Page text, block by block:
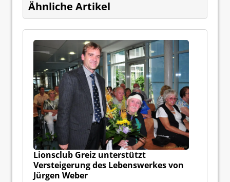
Ähnliche Artikel
Lionsclub Greiz unterstützt
Versteigerung des Lebenswerkes von
Jürgen Weber